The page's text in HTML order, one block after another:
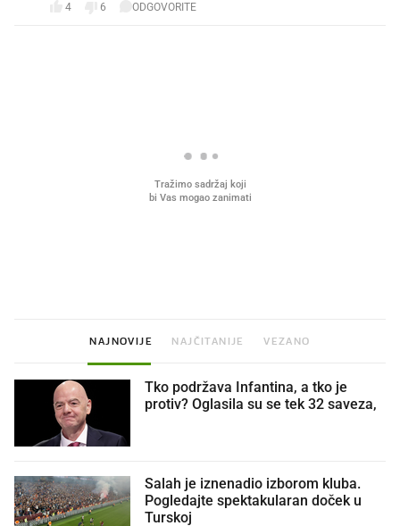
4 6 ODGOVORITE
NAJNOVIJE NAJČITANIJE VEZANO
Tko podržava Infantina, a tko je
protiv? Oglasila su se tek 32 saveza,
Salah je iznenadio izborom kluba.
Pogledajte spektakularan doček u
Turskoj